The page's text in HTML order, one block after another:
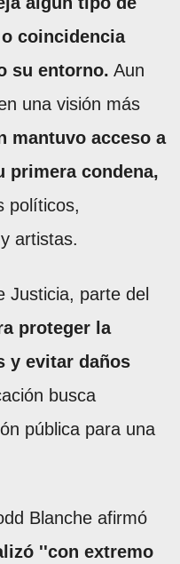
coincidencia
su entorno. Aun
una visión más
mantuvo acceso a
primera condena,
políticos,
artistas.
Justicia, parte del
proteger la
y evitar daños
busca
pública para una
Blanche afirmó
''con extremo